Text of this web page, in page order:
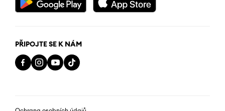
PŘIPOJTE SE K NÁM